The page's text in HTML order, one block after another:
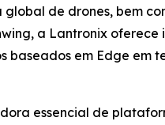
de drones, bem
a Lantronix oferece
em Edge em
essencial de